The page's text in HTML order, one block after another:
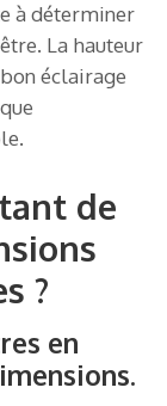
à déterminer
La hauteur
éclairage
de
?
en